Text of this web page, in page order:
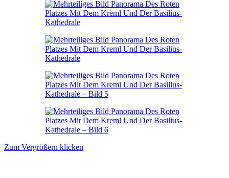
Zum Vergrößern klicken